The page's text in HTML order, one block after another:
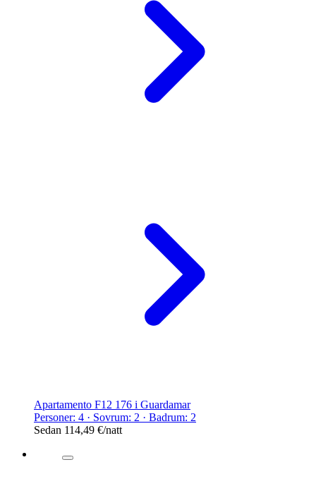
Apartamento F12 176 i Guardamar
Personer: 4 · Sovrum: 2 · Badrum: 2
Sedan 114,49 €/natt